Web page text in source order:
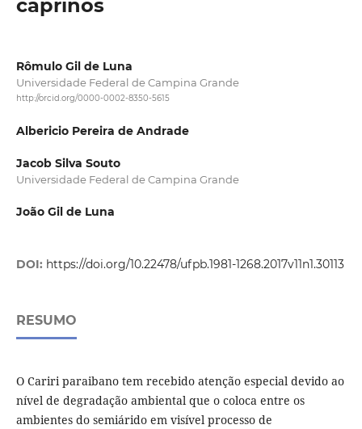
caprinos
Rômulo Gil de Luna
Universidade Federal de Campina Grande
http://orcid.org/0000-0002-8350-5615
Albericio Pereira de Andrade
Jacob Silva Souto
Universidade Federal de Campina Grande
João Gil de Luna
DOI: https://doi.org/10.22478/ufpb.1981-1268.2017v11n1.30113
RESUMO
O Cariri paraibano tem recebido atenção especial devido ao
nível de degradação ambiental que o coloca entre os
ambientes do semiárido em visível processo de